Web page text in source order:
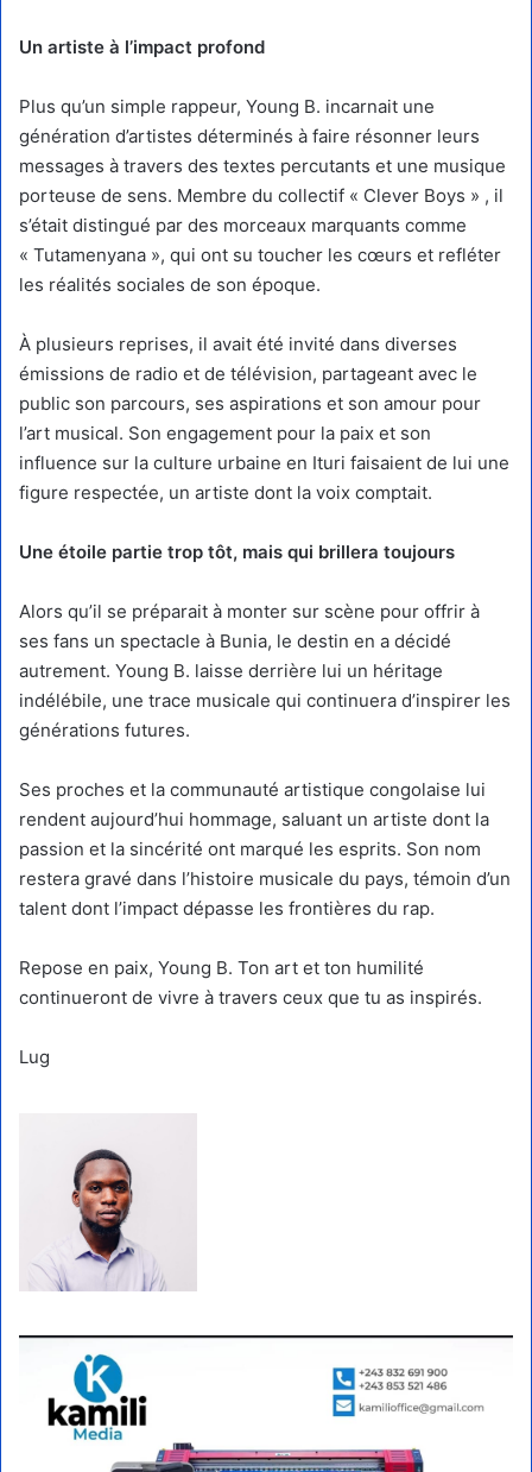
Un artiste à l’impact profond
Plus qu’un simple rappeur, Young B. incarnait une
génération d’artistes déterminés à faire résonner leurs
messages à travers des textes percutants et une musique
porteuse de sens. Membre du collectif « Clever Boys » , il
s’était distingué par des morceaux marquants comme
« Tutamenyana », qui ont su toucher les cœurs et refléter
les réalités sociales de son époque.
À plusieurs reprises, il avait été invité dans diverses
émissions de radio et de télévision, partageant avec le
public son parcours, ses aspirations et son amour pour
l’art musical. Son engagement pour la paix et son
influence sur la culture urbaine en Ituri faisaient de lui une
figure respectée, un artiste dont la voix comptait.
Une étoile partie trop tôt, mais qui brillera toujours
Alors qu’il se préparait à monter sur scène pour offrir à
ses fans un spectacle à Bunia, le destin en a décidé
autrement. Young B. laisse derrière lui un héritage
indélébile, une trace musicale qui continuera d’inspirer les
générations futures.
Ses proches et la communauté artistique congolaise lui
rendent aujourd’hui hommage, saluant un artiste dont la
passion et la sincérité ont marqué les esprits. Son nom
restera gravé dans l’histoire musicale du pays, témoin d’un
talent dont l’impact dépasse les frontières du rap.
Repose en paix, Young B. Ton art et ton humilité
continueront de vivre à travers ceux que tu as inspirés.
Lug